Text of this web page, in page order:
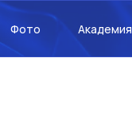
Фото Академия